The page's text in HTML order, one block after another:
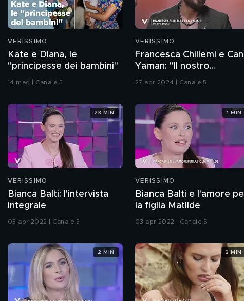
VERISSIMO
Kate e Diana, le
"principesse dei bambini"
14 mag | Canale 5
VERISSIMO
Francesca Chillemi e Can
Yaman: "Il nostro
rapporto sul set"
27 apr 2024 | Canale 5
VERISSIMO
Bianca Balti: l'intervista
integrale
03 apr 2022 | Canale 5
23 MIN
VERISSIMO
Bianca Balti e l'amore
la figlia Matilde
03 apr 2022 | Canale 5
1 MIN
2 MIN 2 MIN